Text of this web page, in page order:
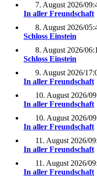
7. August 2026/
In aller Freundschaft
8. August 2026/
Schloss Einstein
8. August 2026/
Schloss Einstein
9. August 2026/
In aller Freundschaft
10. August 2026/
In aller Freundschaft
10. August 2026/
In aller Freundschaft
11. August 2026/
In aller Freundschaft
11. August 2026/
In aller Freundschaft